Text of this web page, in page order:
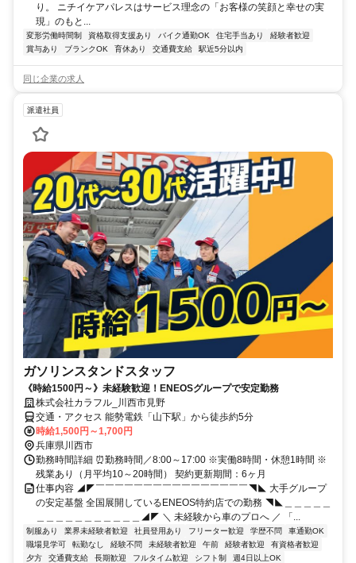
り。 ニチイケアパレスはサービス理念の「お客様の笑顔と幸せの実
現」のもと...
変形労働時間制 資格取得支援あり バイク通勤OK 住宅手当あり
経験者歓迎
賞与あり
ブランクOK 育休あり 交通費支給 駅近5分以内
同じ企業の求人
派遣社員
ガソリンスタンドスタッフ
《時給1500円～》未経験歓迎！ENEOSグループで安定勤務
株式会社カラフル_川西市見野
交通・アクセス 能勢電鉄「山下駅」から徒歩約5分
時給1,500円～1,700円
兵庫県川西市
勤務時間詳細 ⏰勤務時間／8:00～17:00 ※実働8時間・休憩1時間 ※
残業あり（月平均10～20時間） 契約更新期間：6ヶ月
仕事内容 ◢◤￣￣￣￣￣￣￣￣￣￣￣￣￣￣￣￣◥◣ 大手グループ
の安定基盤 全国展開しているENEOS特約店での勤務 ◥◣＿＿＿＿＿
＿＿＿＿＿＿＿＿＿＿＿◢◤ ＼ 未経験から車のプロへ ／ 「...
制服あり 業界未経験者歓迎 社員登用あり フリーター歓迎 学歴不問
車通勤OK
職場見学可
転勤なし 経験不問 未経験者歓迎 午前 経験者歓迎
有資格者歓迎
夕方
交通費支給 長期歓迎 フルタイム歓迎 シフト制 週4日以上OK